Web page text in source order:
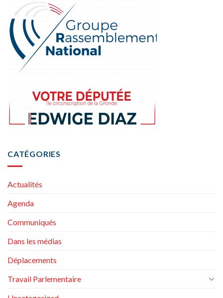
CATÉGORIES
Actualités
Agenda
Communiqués
Dans les médias
Déplacements
Travail Parlementaire